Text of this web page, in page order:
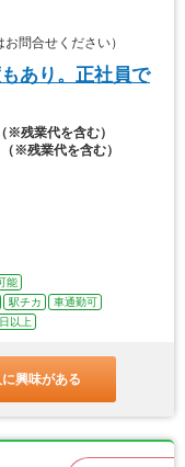
問合せください）
あり。正社員で
※残業代を含む）
※残業代を含む）
能
駅チカ
車通勤可
以上
興味がある